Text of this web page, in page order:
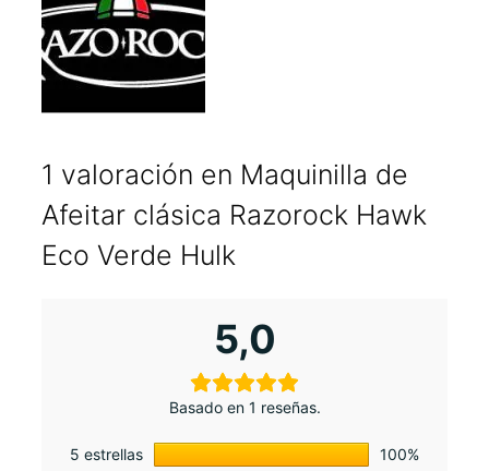
1 valoración en Maquinilla de
Afeitar clásica Razorock Hawk
Eco Verde Hulk
5,0
Basado en 1 reseñas.
5 estrellas
100%